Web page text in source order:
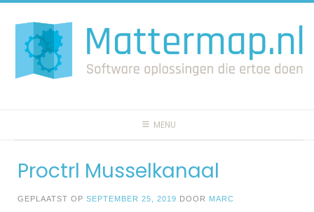
naar
inhoud
MENU
Proctrl Musselkanaal
GEPLAATST OP SEPTEMBER 25, 2019 DOOR MARC